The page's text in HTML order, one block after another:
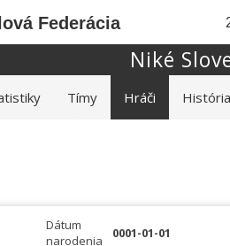
Federácia
Niké
Tímy Hráči História
Dátum
narodenia
0001-01-01